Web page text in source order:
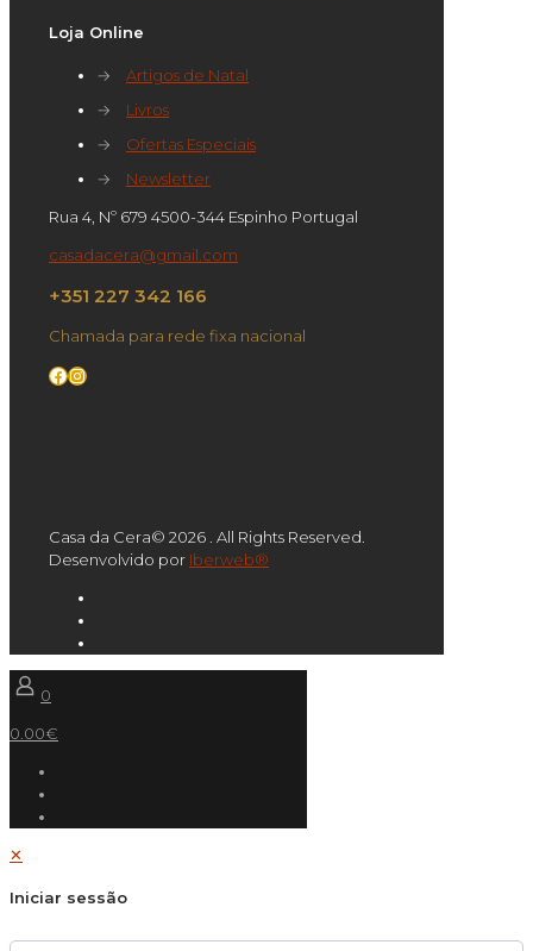
Loja Online
→
Artigos de Natal
→
Livros
→
Ofertas Especiais
→
Newsletter
Rua 4, Nº 679 4500-344 Espinho Portugal
casadacera@gmail.com
+351 227 342 166
Chamada para rede fixa nacional
Facebook
Instagram
Casa da Cera© 2026 . All Rights Reserved.
Desenvolvido por Iberweb®
0
0.00€
✕
Iniciar sessão